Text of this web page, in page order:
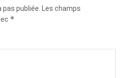
publiée.
Les champs
*